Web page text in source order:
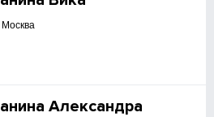
Москва
Александра